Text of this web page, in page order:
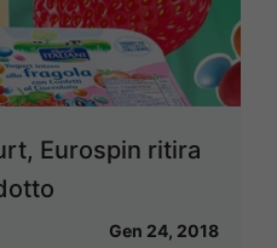
Eurospin ritira
Gen 24, 2018